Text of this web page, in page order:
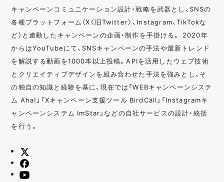
キャンペーンコミュニケーション設計・戦略を武器とし、SNSの
各種プラットフォーム（X〈旧Twitter〉、Instagram、TikTokな
ど）と連動したキャンペーンの企画・制作を手掛ける。 2020年
からはYouTubeにて、SNSキャンペーンの手法や最新トレンド
を解説する動画を1000本以上投稿。APIを活用したウェブ技術
とクリエイティブデザインを組み合わせた手法を強みとし、そ
の独自の知識と経験を基に、現在では「WEBキャンペーンシステ
ム Aha!」「Xキャンペーン支援ツール BirdCall」「Instagramキ
ャンペーンシステム ImStar」などの自社サービスの設計・統括
を行う。